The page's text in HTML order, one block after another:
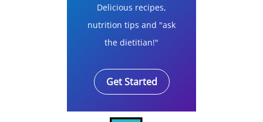
Delicious recipes,
nutrition tips and "ask
the dietitian!"
Get Started